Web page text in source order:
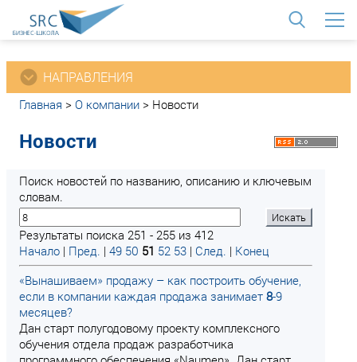
НАПРАВЛЕНИЯ
Главная > О компании > Новости
Новости
Поиск новостей по названию, описанию и ключевым
словам.
Результаты поиска 251 - 255 из 412
Начало | Пред. | 49 50 51 52 53 | След. | Конец
«Вынашиваем» продажу – как построить обучение,
если в компании каждая продажа занимает 8-9
месяцев?
Дан старт полугодовому проекту комплексного
обучения отдела продаж разработчика